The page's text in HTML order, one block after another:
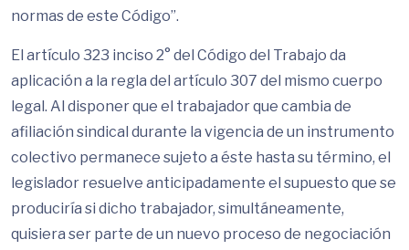
normas de este Código”.
El artículo 323 inciso 2° del Código del Trabajo da
aplicación a la regla del artículo 307 del mismo cuerpo
legal. Al disponer que el trabajador que cambia de
afiliación sindical durante la vigencia de un instrumento
colectivo permanece sujeto a éste hasta su término, el
legislador resuelve anticipadamente el supuesto que se
produciría si dicho trabajador, simultáneamente,
quisiera ser parte de un nuevo proceso de negociación